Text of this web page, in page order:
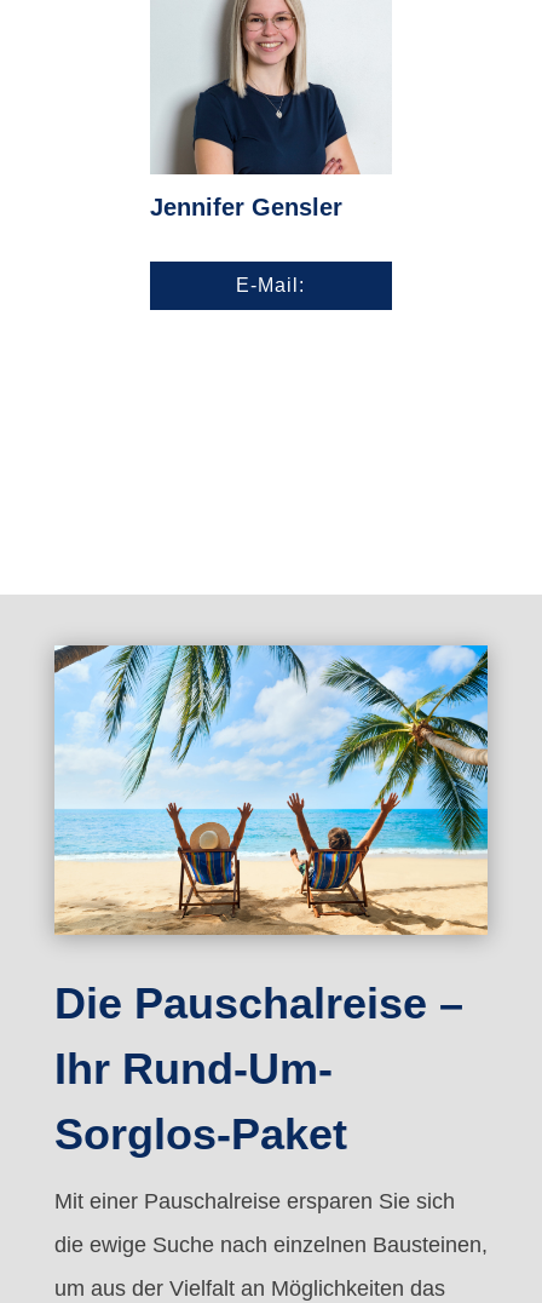
Jennifer Gensler
E-Mail:
Die Pauschalreise –
Ihr Rund-Um-
Sorglos-Paket
Mit einer Pauschalreise ersparen Sie sich
die ewige Suche nach einzelnen Bausteinen,
um aus der Vielfalt an Möglichkeiten das